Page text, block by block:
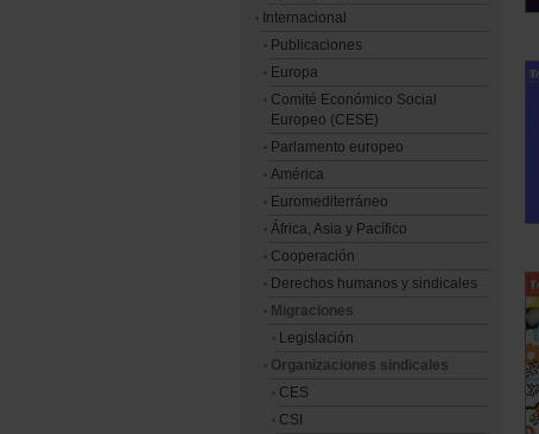
Internacional
Publicaciones
Europa
Comité Económico Social
Europeo (CESE)
Parlamento europeo
América
Euromediterráneo
África, Asia y Pacífico
Cooperación
Derechos humanos y sindicales
Migraciones
Legislación
Organizaciones sindicales
CES
CSI